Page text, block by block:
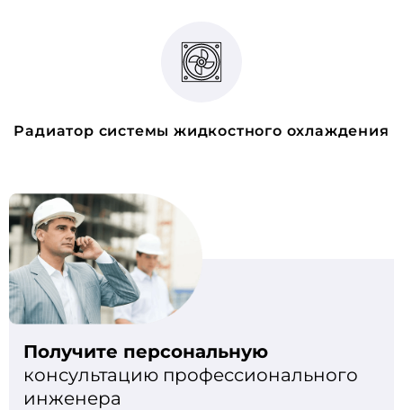
Радиатор системы жидкостного охлаждения
Получите персональную
консультацию профессионального
инженера